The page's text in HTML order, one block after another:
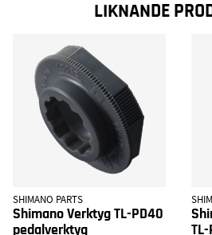
LIKNANDE
SHIMANO PARTS
Shimano Verktyg TL-PD40
pedalverktyg
TL-